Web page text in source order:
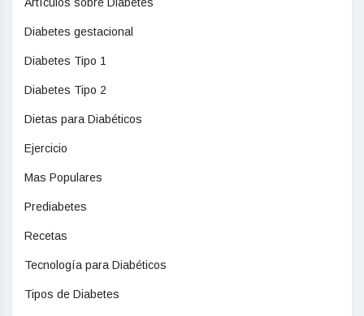
Diabetes gestacional
Diabetes Tipo 1
Diabetes Tipo 2
Dietas para Diabéticos
Ejercicio
Mas Populares
Prediabetes
Recetas
Tecnología para Diabéticos
Tipos de Diabetes